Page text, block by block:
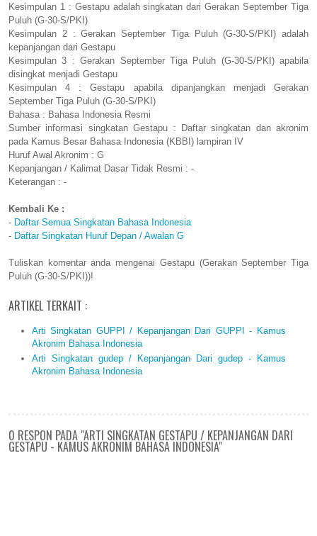
Kesimpulan 1 : Gestapu adalah singkatan dari Gerakan September Tiga
Puluh (G-30-S/PKI)
Kesimpulan 2 : Gerakan September Tiga Puluh (G-30-S/PKI) adalah
kepanjangan dari Gestapu
Kesimpulan 3 : Gerakan September Tiga Puluh (G-30-S/PKI) apabila
disingkat menjadi Gestapu
Kesimpulan 4 : Gestapu apabila dipanjangkan menjadi Gerakan
September Tiga Puluh (G-30-S/PKI)
Bahasa : Bahasa Indonesia Resmi
Sumber informasi singkatan Gestapu : Daftar singkatan dan akronim
pada Kamus Besar Bahasa Indonesia (KBBI) lampiran IV
Huruf Awal Akronim : G
Kepanjangan / Kalimat Dasar Tidak Resmi : -
Keterangan : -
Kembali Ke :
- Daftar Semua Singkatan Bahasa Indonesia
- Daftar Singkatan Huruf Depan / Awalan G
Tuliskan komentar anda mengenai Gestapu (Gerakan September Tiga
Puluh (G-30-S/PKI))!
ARTIKEL TERKAIT :
Arti Singkatan GUPPI / Kepanjangan Dari GUPPI - Kamus
Akronim Bahasa Indonesia
Arti Singkatan gudep / Kepanjangan Dari gudep - Kamus
Akronim Bahasa Indonesia
0 RESPON PADA "ARTI SINGKATAN GESTAPU / KEPANJANGAN DARI
GESTAPU - KAMUS AKRONIM BAHASA INDONESIA"